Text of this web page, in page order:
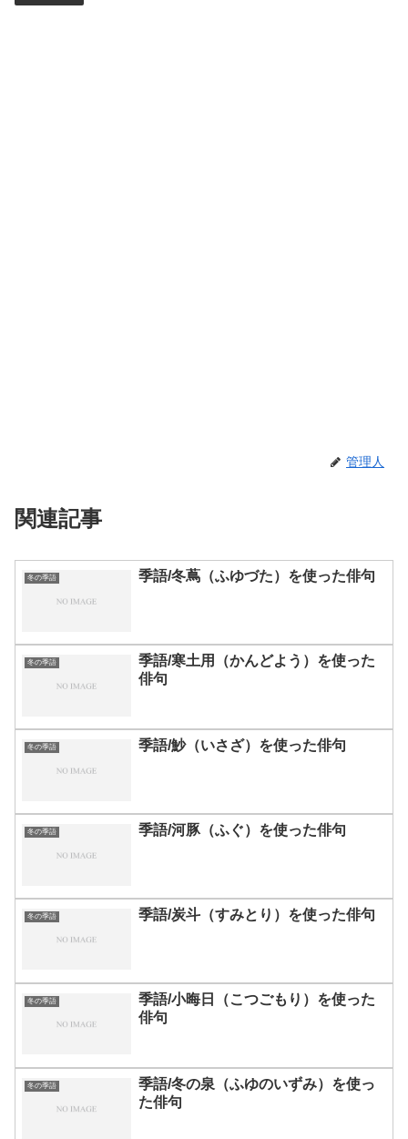
管理人
関連記事
冬の季語 季語/冬蔦（ふゆづた）を使った俳句
冬の季語
季語/寒土用（かんどよう）を使った
俳句
冬の季語 季語/魦（いさざ）を使った俳句
冬の季語 季語/河豚（ふぐ）を使った俳句
冬の季語 季語/炭斗（すみとり）を使った俳句
冬の季語
季語/小晦日（こつごもり）を使った
俳句
冬の季語
季語/冬の泉（ふゆのいずみ）を使っ
た俳句